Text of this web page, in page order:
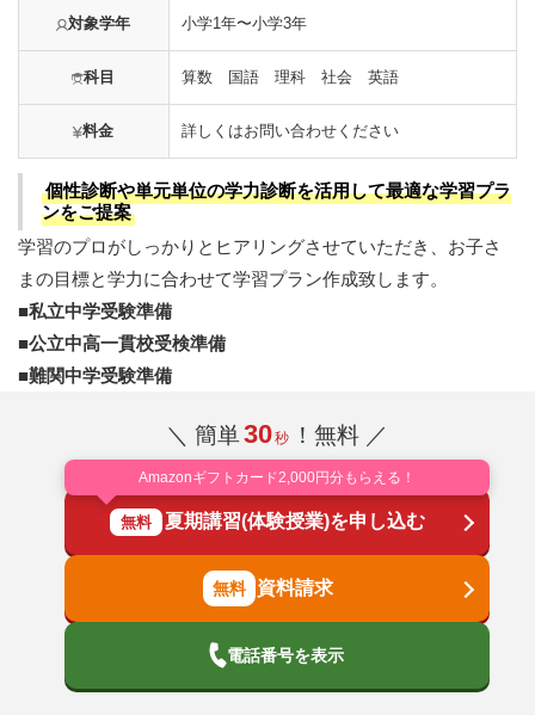
対象学年 小学1年〜小学3年
科目 算数 国語 理科 社会 英語
料金 詳しくはお問い合わせください
個性診断や単元単位の学力診断を活用して最適な学習プラ
ンをご提案
学習のプロがしっかりとヒアリングさせていただき、お子さ
まの目標と学力に合わせて学習プラン作成致します。
■私立中学受験準備
■公立中高一貫校受検準備
■難関中学受験準備
＼ 簡単30秒 ！無料 ／
Amazonギフトカード2,000円分もらえる！
無料 夏期講習(体験授業)を申し込む
資料請求
電話番号を表示